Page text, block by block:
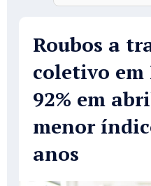
Roubos a
coletivo em
92% em
menor
anos